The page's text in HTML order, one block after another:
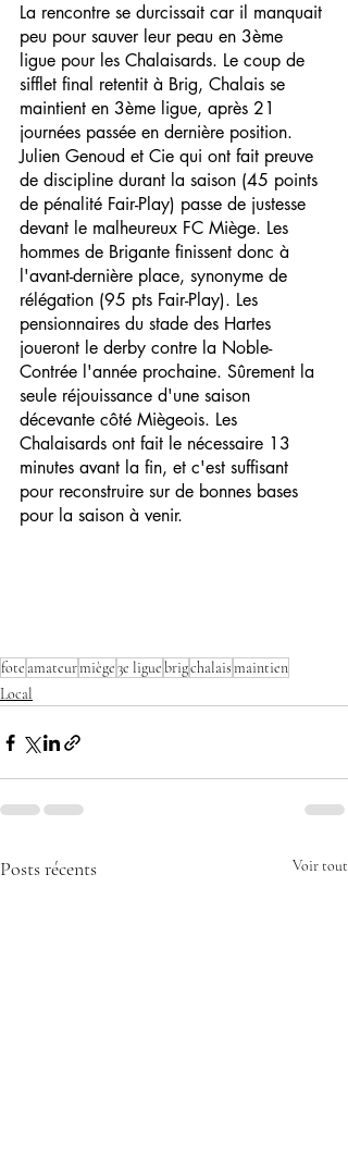
La rencontre se durcissait car il manquait
peu pour sauver leur peau en 3ème
ligue pour les Chalaisards. Le coup de
sifflet final retentit à Brig, Chalais se
maintient en 3ème ligue, après 21
journées passée en dernière position.
Julien Genoud et Cie qui ont fait preuve
de discipline durant la saison (45 points
de pénalité Fair-Play) passe de justesse
devant le malheureux FC Miège. Les
hommes de Brigante finissent donc à
l'avant-dernière place, synonyme de
rélégation (95 pts Fair-Play). Les
pensionnaires du stade des Hartes
joueront le derby contre la Noble-
Contrée l'année prochaine. Sûrement la
seule réjouissance d'une saison
décevante côté Miègeois. Les
Chalaisards ont fait le nécessaire 13
minutes avant la fin, et c'est suffisant
pour reconstruire sur de bonnes bases
pour la saison à venir.
fote amateurmiège3e liguebrigchalaismaintien
Local
Posts récents Voir tout